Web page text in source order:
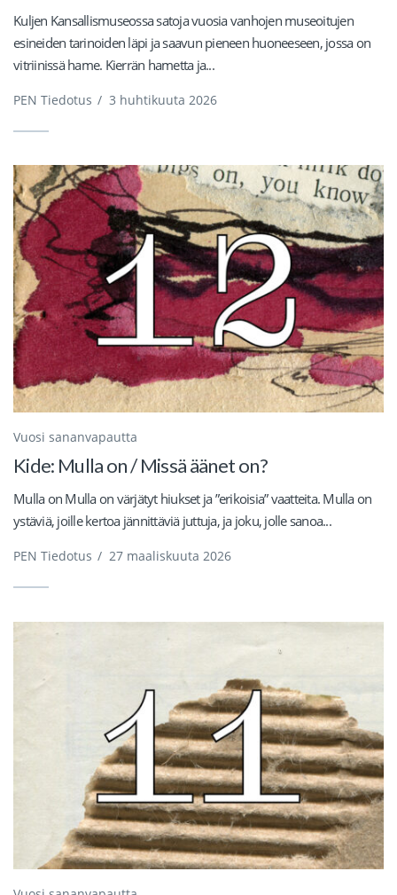
Kuljen Kansallismuseossa satoja vuosia vanhojen museoitujen
esineiden tarinoiden läpi ja saavun pieneen huoneeseen, jossa on
vitriinissä hame. Kierrän hametta ja...
PEN Tiedotus / 3 huhtikuuta 2026
Vuosi sananvapautta
Kide: Mulla on / Missä äänet on?
Mulla on Mulla on värjätyt hiukset ja ”erikoisia” vaatteita. Mulla on
ystäviä, joille kertoa jännittäviä juttuja, ja joku, jolle sanoa...
PEN Tiedotus / 27 maaliskuuta 2026